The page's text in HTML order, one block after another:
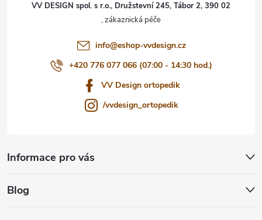
VV DESIGN spol. s r.o., Družstevní 245, Tábor 2, 390 02
info@eshop-vvdesign.cz
+420 776 077 066 (07:00 - 14:30 hod.)
VV Design ortopedik
/vvdesign_ortopedik
Informace pro vás
Blog